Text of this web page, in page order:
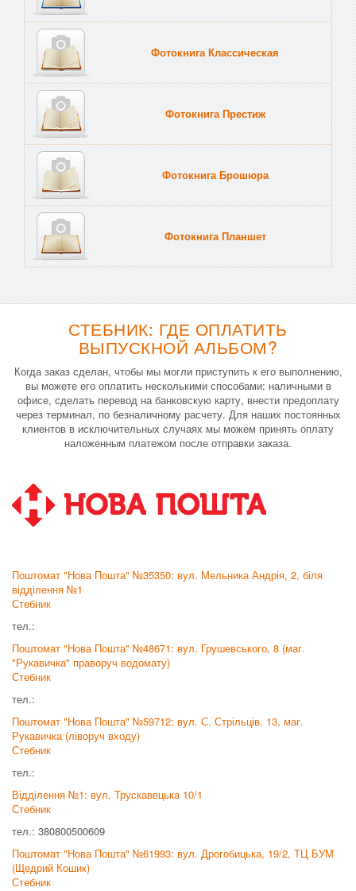
Фотокнига Классическая
Фотокнига Престиж
Фотокнига Брошюра
Фотокнига Планшет
СТЕБНИК: ГДЕ ОПЛАТИТЬ
ВЫПУСКНОЙ АЛЬБОМ?
Когда заказ сделан, чтобы мы могли приступить к его выполнению,
вы можете его оплатить несколькими способами: наличными в
офисе, сделать перевод на банковскую карту, внести предоплату
через терминал, по безналичному расчету. Для наших постоянных
клиентов в исключительных случаях мы можем принять оплату
наложенным платежом после отправки заказа.
Поштомат "Нова Пошта" №35350: вул. Мельника Андрія, 2, біля
відділення №1
Стебник
тел.:
Поштомат "Нова Пошта" №48671: вул. Грушевського, 8 (маг.
"Рукавичка" праворуч водомату)
Стебник
тел.:
Поштомат "Нова Пошта" №59712: вул. С. Стрільців, 13, маг.
Рукавичка (ліворуч входу)
Стебник
тел.:
Відділення №1: вул. Трускавецька 10/1
Стебник
тел.: 380800500609
Поштомат "Нова Пошта" №61993: вул. Дрогобицька, 19/2, ТЦ БУМ
(Щедрий Кошик)
Стебник